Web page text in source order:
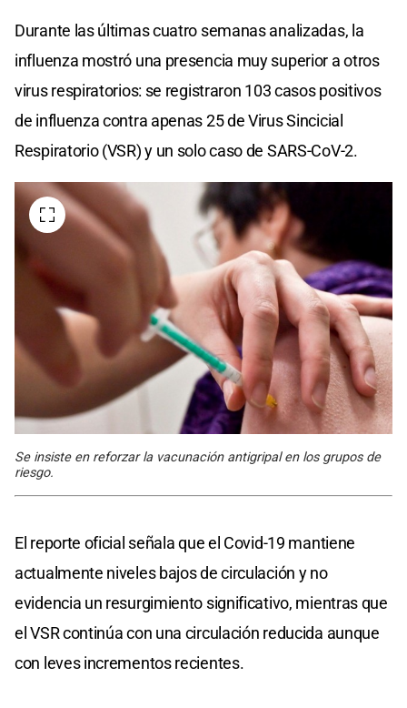
Durante las últimas cuatro semanas analizadas, la
influenza mostró una presencia muy superior a otros
virus respiratorios: se registraron 103 casos positivos
de influenza contra apenas 25 de Virus Sincicial
Respiratorio (VSR) y un solo caso de SARS-CoV-2.
Se insiste en reforzar la vacunación antigripal en los grupos de
riesgo.
El reporte oficial señala que el Covid-19 mantiene
actualmente niveles bajos de circulación y no
evidencia un resurgimiento significativo, mientras que
el VSR continúa con una circulación reducida aunque
con leves incrementos recientes.